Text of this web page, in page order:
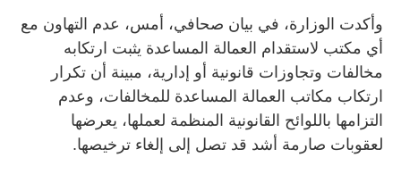
وأكدت الوزارة، في بيان صحافي، أمس، عدم التهاون مع
أي مكتب لاستقدام العمالة المساعدة يثبت ارتكابه
مخالفات وتجاوزات قانونية أو إدارية، مبينة أن تكرار
ارتكاب مكاتب العمالة المساعدة للمخالفات، وعدم
التزامها باللوائح القانونية المنظمة لعملها، يعرضها
لعقوبات صارمة أشد قد تصل إلى إلغاء ترخيصها.